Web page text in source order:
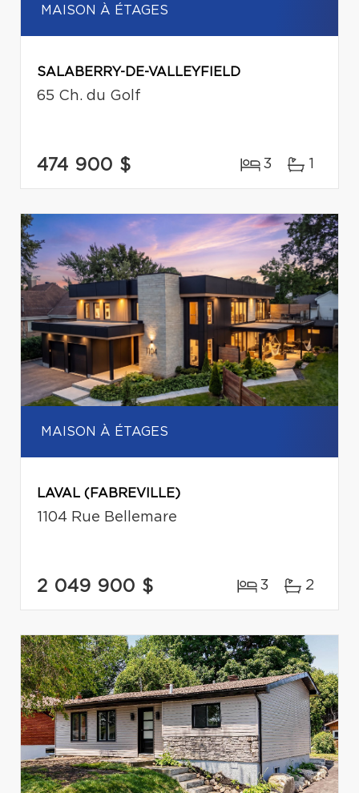
MAISON À ÉTAGES
SALABERRY-DE-VALLEYFIELD
65 Ch. du Golf
474 900 $ 3 1
MAISON À ÉTAGES
LAVAL (FABREVILLE)
1104 Rue Bellemare
2 049 900 $ 3 2